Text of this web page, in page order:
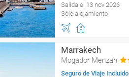
Salida el 13 nov 2026
Sólo alojamiento
Marrakech
Mogador Menzah
Seguro de Viaje Incluido